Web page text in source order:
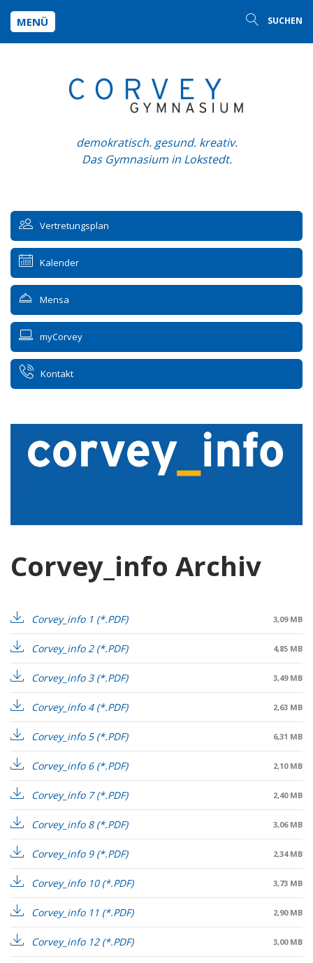
MENÜ SUCHEN
demokratisch. gesund. kreativ.
Das Gymnasium in Lokstedt.
Vertretungsplan
Kalender
Mensa
myCorvey
Kontakt
Corvey_info Archiv
Corvey_info 1 3,09 MB
Corvey_info 2 4,85 MB
Corvey_info 3 3,49 MB
Corvey_info 4 2,63 MB
Corvey_info 5 6,31 MB
Corvey_info 6 2,10 MB
Corvey_info 7 2,40 MB
Corvey_info 8 3,06 MB
Corvey_info 9 2,34 MB
Corvey_info 10 3,73 MB
Corvey_info 11 2,90 MB
Corvey_info 12 3,00 MB